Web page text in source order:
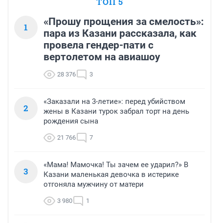
1
«Прошу прощения за смелость»:
пара из Казани рассказала, как
провела гендер-пати с
вертолетом на авиашоу
28 376 3
2
«Заказали на 3-летие»: перед убийством
жены в Казани турок забрал торт на день
рождения сына
21 766 7
3
«Мама! Мамочка! Ты зачем ее ударил?» В
Казани маленькая девочка в истерике
отгоняла мужчину от матери
3 980 1